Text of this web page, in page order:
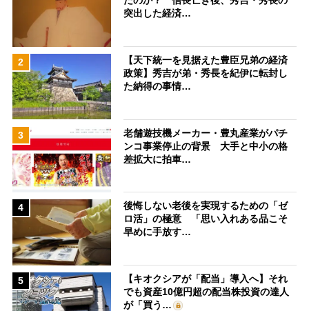
突出した経済…
2
【天下統一を見据えた豊臣兄弟の経済
政策】秀吉が弟・秀長を紀伊に転封し
た納得の事情…
3
老舗遊技機メーカー・豊丸産業がパチ
ンコ事業停止の背景 大手と中小の格
差拡大に拍車…
4
後悔しない老後を実現するための「ゼ
ロ活」の極意 「思い入れある品こそ
早めに手放す…
5
【キオクシアが「配当」導入へ】それ
でも資産10億円超の配当株投資の達人
が「買う…